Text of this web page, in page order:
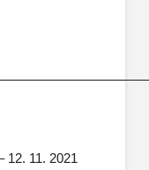
12. 11. 2021